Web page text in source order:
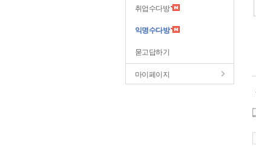
취업수다방
익명수다방
묻고답하기
마이페이지